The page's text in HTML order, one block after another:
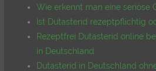
Wie erkennt man eine seriöse
Ist Dutasterid rezeptpflichtig
Rezeptfrei Dutasterid online
in Deutschland
Dutasterid in Deutschland